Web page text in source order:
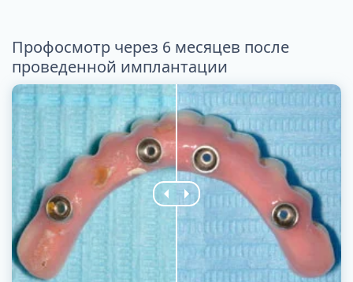
Профосмотр через 6 месяцев после
проведенной имплантации